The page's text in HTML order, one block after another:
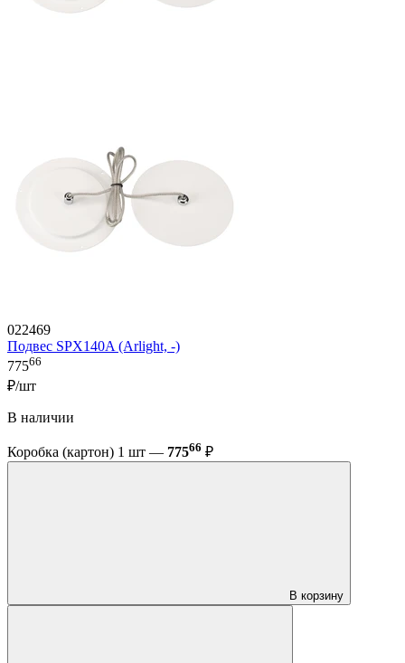
022469
Подвес SPX140A (Arlight, -)
77566
₽/шт
В наличии
Коробка (картон) 1 шт — 77566 ₽
В корзину